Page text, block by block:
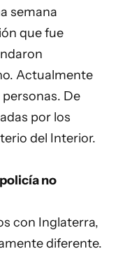
semana
que fue
Actualmente
De
por los
del Interior.
no
con Inglaterra,
diferente.